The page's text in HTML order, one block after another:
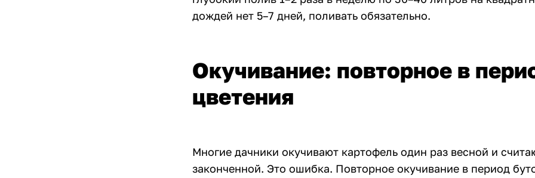
дождей нет 5–7 дней, поливать обязательно.
Окучивание: повторное в
цветения
Многие дачники окучивают картофель один раз весной и
законченной. Это ошибка. Повторное окучивание в период